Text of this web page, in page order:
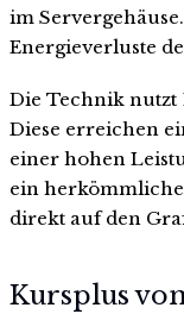
im
Energieverluste
Die Technik nutzt
Diese erreichen
einer hohen
ein
direkt auf den
Kursplus